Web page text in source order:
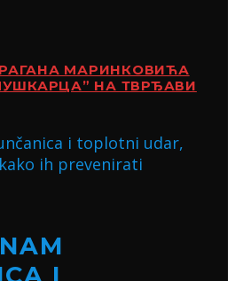
МАРИНКОВИЋА
НА ТВРЂАВИ